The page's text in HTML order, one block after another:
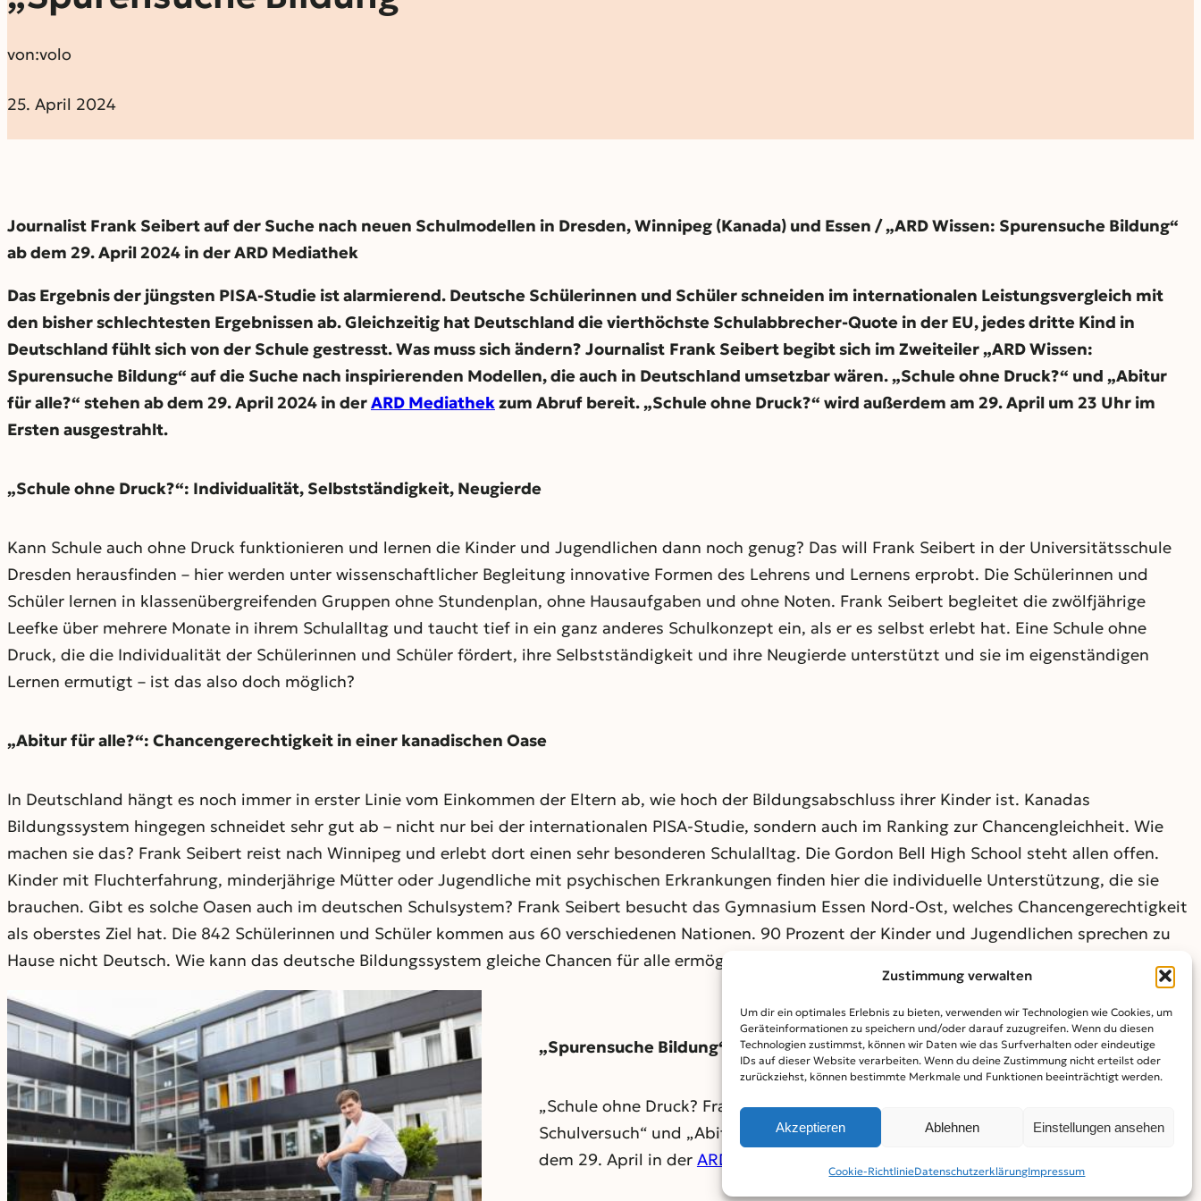
Zustimmung verwalten
Um dir ein optimales Erlebnis zu bieten, verwenden wir Technologien wie Cookies, um
Geräteinformationen zu speichern und/oder darauf zuzugreifen. Wenn du diesen
Technologien zustimmst, können wir Daten wie das Surfverhalten oder eindeutige
IDs auf dieser Website verarbeiten. Wenn du deine Zustimmung nicht erteilst oder
zurückziehst, können bestimmte Merkmale und Funktionen beeinträchtigt werden.
Akzeptieren Ablehnen Einstellungen ansehen
Cookie-RichtlinieDatenschutz­erklärungImpressum
von:volo
25. April 2024
Journalist Frank Seibert auf der Suche nach neuen Schulmodellen in Dresden, Winnipeg (Kanada) und Essen / „ARD Wissen: Spurensuche Bildung“
ab dem 29. April 2024 in der ARD Mediathek
Das Ergebnis der jüngsten PISA-Studie ist alarmierend. Deutsche Schülerinnen und Schüler schneiden im internationalen Leistungsvergleich mit
den bisher schlechtesten Ergebnissen ab. Gleichzeitig hat Deutschland die vierthöchste Schulabbrecher-Quote in der EU, jedes dritte Kind in
Deutschland fühlt sich von der Schule gestresst. Was muss sich ändern? Journalist Frank Seibert begibt sich im Zweiteiler „ARD Wissen:
Spurensuche Bildung“ auf die Suche nach inspirierenden Modellen, die auch in Deutschland umsetzbar wären. „Schule ohne Druck?“ und „Abitur
für alle?“ stehen ab dem 29. April 2024 in derARD Mediathekzum Abruf bereit. „Schule ohne Druck?“ wird außerdem am 29. April um 23 Uhr im
Ersten ausgestrahlt.
„Schule ohne Druck?“: Individualität, Selbstständigkeit, Neugierde
Kann Schule auch ohne Druck funktionieren und lernen die Kinder und Jugendlichen dann noch genug? Das will Frank Seibert in der Universitätsschule
Dresden herausfinden – hier werden unter wissenschaftlicher Begleitung innovative Formen des Lehrens und Lernens erprobt. Die Schülerinnen und
Schüler lernen in klassenübergreifenden Gruppen ohne Stundenplan, ohne Hausaufgaben und ohne Noten. Frank Seibert begleitet die zwölfjährige
Leefke über mehrere Monate in ihrem Schulalltag und taucht tief in ein ganz anderes Schulkonzept ein, als er es selbst erlebt hat. Eine Schule ohne
Druck, die die Individualität der Schülerinnen und Schüler fördert, ihre Selbstständigkeit und ihre Neugierde unterstützt und sie im eigenständigen
Lernen ermutigt – ist das also doch möglich?
„Abitur für alle?“: Chancengerechtigkeit in einer kanadischen Oase
In Deutschland hängt es noch immer in erster Linie vom Einkommen der Eltern ab, wie hoch der Bildungsabschluss ihrer Kinder ist. Kanadas
Bildungssystem hingegen schneidet sehr gut ab – nicht nur bei der internationalen PISA-Studie, sondern auch im Ranking zur Chancengleichheit. Wie
machen sie das? Frank Seibert reist nach Winnipeg und erlebt dort einen sehr besonderen Schulalltag. Die Gordon Bell High School steht allen offen.
Kinder mit Fluchterfahrung, minderjährige Mütter oder Jugendliche mit psychischen Erkrankungen finden hier die individuelle Unterstützung, die sie
brauchen. Gibt es solche Oasen auch im deutschen Schulsystem? Frank Seibert besucht das Gymnasium Essen Nord-Ost, welches Chancengerechtigkeit
als oberstes Ziel hat. Die 842 Schülerinnen und Schüler kommen aus 60 verschiedenen Nationen. 90 Prozent der Kinder und Jugendlichen sprechen zu
Hause nicht Deutsch. Wie kann das deutsche Bildungssystem gleiche Chancen für alle ermöglichen?
„Spurensuche Bildung“
„Schule ohne Druck? Frank Seibert und Deutschlands spannendster
Schulversuch“ und „Abitur für alle? Frank Seibert und gerechte Bildung“, ab
dem 29. April in der ARD Mediathek